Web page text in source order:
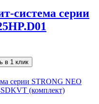
система серии
в 1 клик